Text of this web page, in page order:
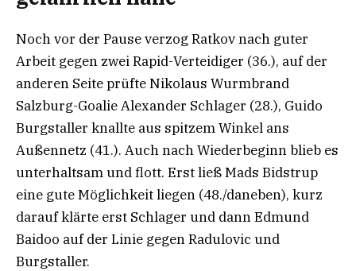
Noch vor der Pause verzog Ratkov nach guter
Arbeit gegen zwei Rapid-Verteidiger (36.), auf der
anderen Seite prüfte Nikolaus Wurmbrand
Salzburg-Goalie Alexander Schlager (28.), Guido
Burgstaller knallte aus spitzem Winkel ans
Außennetz (41.). Auch nach Wiederbeginn blieb es
unterhaltsam und flott. Erst ließ Mads Bidstrup
eine gute Möglichkeit liegen (48./daneben), kurz
darauf klärte erst Schlager und dann Edmund
Baidoo auf der Linie gegen Radulovic und
Burgstaller.